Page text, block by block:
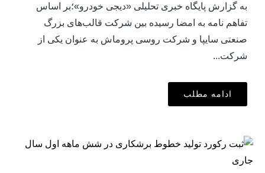
به گزارش پایگاه خبری تحلیلی «دیجی خودرو»؛بر اساس
تفاهم نامه به امضا رسیده بین شرکت قالب‌های بزرگ
صنعتی سایپا و شرکت روسی پروماش به عنوان یکی از
شرکت...
ادامه مطلب